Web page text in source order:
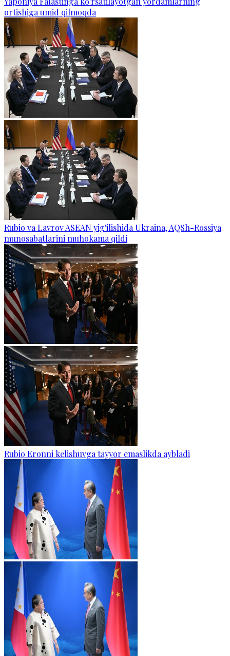
ortishiga umid qilmoqda
Rubio va Lavrov ASEAN yig'ilishida Ukraina, AQSh-Rossiya
munosabatlarini muhokama qildi
Rubio Eronni kelishuvga tayyor emaslikda aybladi